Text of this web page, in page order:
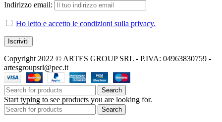
Indirizzo email:
Ho letto e accetto le condizioni sulla privacy.
Copyright 2022 © ARTES GROUP SRL - P.IVA: 04963830759 -
artesgroupsrl@pec.it
Search
Start typing to see products you are looking for.
Search